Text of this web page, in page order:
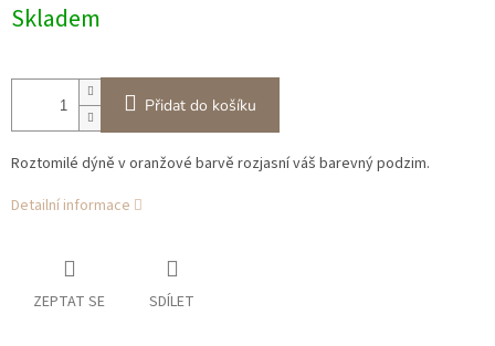
cena:
Skladem
Přidat do košíku
Roztomilé dýně v oranžové barvě rozjasní váš barevný podzim.
Detailní informace
ZEPTAT SE SDÍLET